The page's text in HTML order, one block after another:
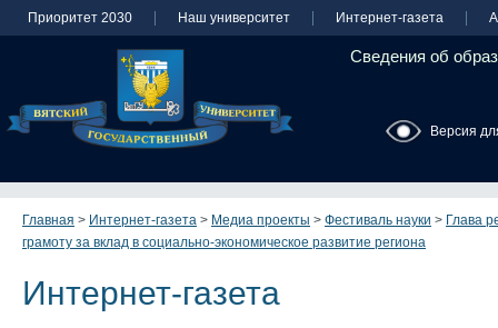
Приоритет 2030 Наш университет Интернет-газета
Сведения об
Версия
Главная > Интернет-газета > Медиа проекты > Фестиваль науки > Глава
грамоту за вклад в социально-экономическое развитие региона
Интернет-газета